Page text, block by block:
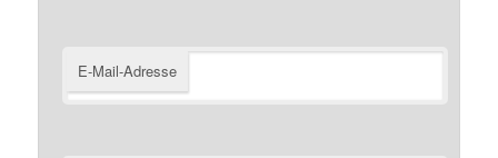
E-Mail-Adresse